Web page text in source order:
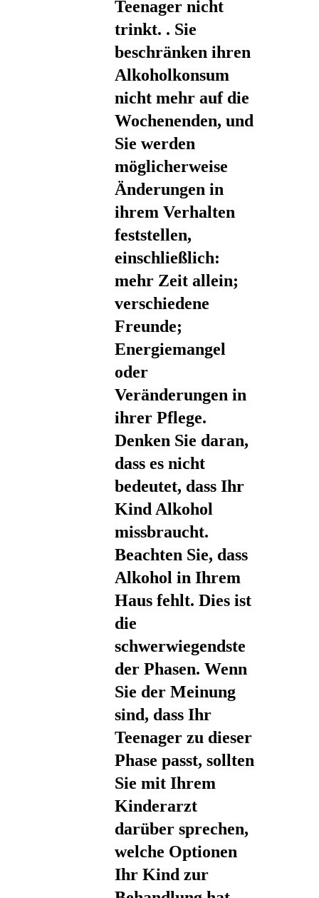
Teenager nicht
trinkt. . Sie
beschränken ihren
Alkoholkonsum
nicht mehr auf die
Wochenenden, und
Sie werden
möglicherweise
Änderungen in
ihrem Verhalten
feststellen,
einschließlich:
mehr Zeit allein;
verschiedene
Freunde;
Energiemangel
oder
Veränderungen in
ihrer Pflege.
Denken Sie daran,
dass es nicht
bedeutet, dass Ihr
Kind Alkohol
missbraucht.
Beachten Sie, dass
Alkohol in Ihrem
Haus fehlt. Dies ist
die
schwerwiegendste
der Phasen. Wenn
Sie der Meinung
sind, dass Ihr
Teenager zu dieser
Phase passt, sollten
Sie mit Ihrem
Kinderarzt
darüber sprechen,
welche Optionen
Ihr Kind zur